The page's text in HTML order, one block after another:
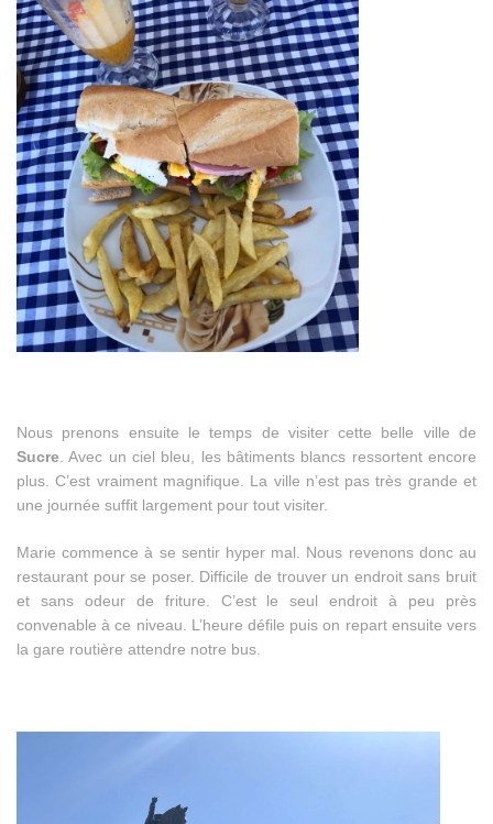
Nous prenons ensuite le temps de visiter cette belle ville de
Sucre. Avec un ciel bleu, les bâtiments blancs ressortent encore
plus. C’est vraiment magnifique. La ville n’est pas très grande et
une journée suffit largement pour tout visiter.
Marie commence à se sentir hyper mal. Nous revenons donc au
restaurant pour se poser. Difficile de trouver un endroit sans bruit
et sans odeur de friture. C’est le seul endroit à peu près
convenable à ce niveau. L’heure défile puis on repart ensuite vers
la gare routière attendre notre bus.